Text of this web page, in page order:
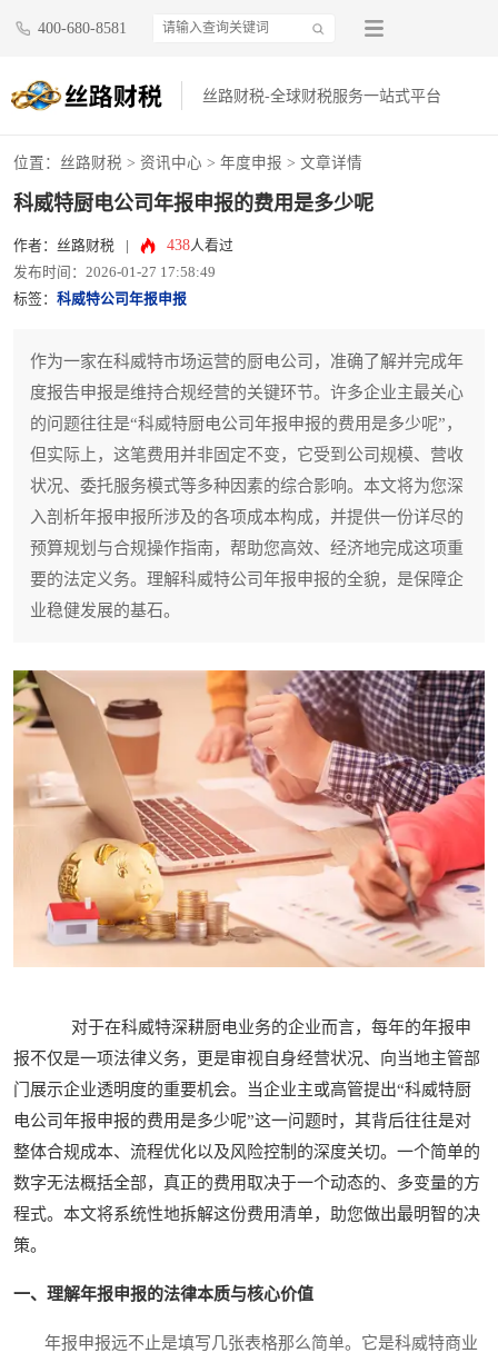
400-680-8581
丝路财税-全球财税服务一站式平台
位置： 丝路财税 > 资讯中心 > 年度申报 > 文章详情
科威特厨电公司年报申报的费用是多少呢
作者：丝路财税 438人看过
发布时间：2026-01-27 17:58:49
标签： 科威特公司年报申报
作为一家在科威特市场运营的厨电公司，准确了解并完成年
度报告申报是维持合规经营的关键环节。许多企业主最关心
的问题往往是“科威特厨电公司年报申报的费用是多少呢”，
但实际上，这笔费用并非固定不变，它受到公司规模、营收
状况、委托服务模式等多种因素的综合影响。本文将为您深
入剖析年报申报所涉及的各项成本构成，并提供一份详尽的
预算规划与合规操作指南，帮助您高效、经济地完成这项重
要的法定义务。理解科威特公司年报申报的全貌，是保障企
业稳健发展的基石。
对于在科威特深耕厨电业务的企业而言，每年的年报申
报不仅是一项法律义务，更是审视自身经营状况、向当地主管部
门展示企业透明度的重要机会。当企业主或高管提出“科威特厨
电公司年报申报的费用是多少呢”这一问题时，其背后往往是对
整体合规成本、流程优化以及风险控制的深度关切。一个简单的
数字无法概括全部，真正的费用取决于一个动态的、多变量的方
程式。本文将系统性地拆解这份费用清单，助您做出最明智的决
策。
一、理解年报申报的法律本质与核心价值
年报申报远不止是填写几张表格那么简单。它是科威特商业